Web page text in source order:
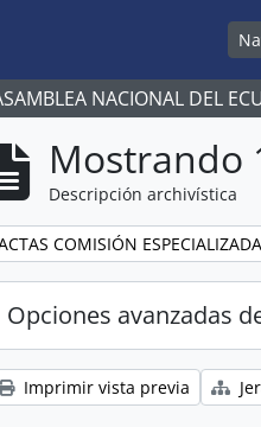
NACIONAL DEL
Mostrando
Descripción archivística
filter:
COMISIÓN
Opciones avanzadas
Imprimir vista previa